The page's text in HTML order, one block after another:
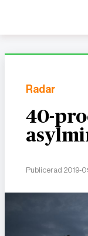
Radar
40-
Publicerad 2019-